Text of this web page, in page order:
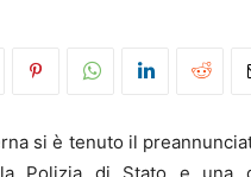
si è tenuto il